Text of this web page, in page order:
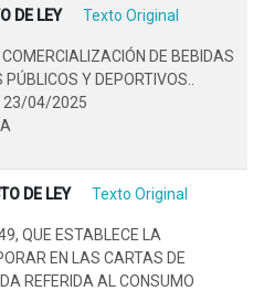
DE LEY Texto Original
DE BEBIDAS
Y DEPORTIVOS..
23/04/2025
DE LEY Texto Original
QUE ESTABLECE LA
EN LAS CARTAS DE
REFERIDA AL CONSUMO